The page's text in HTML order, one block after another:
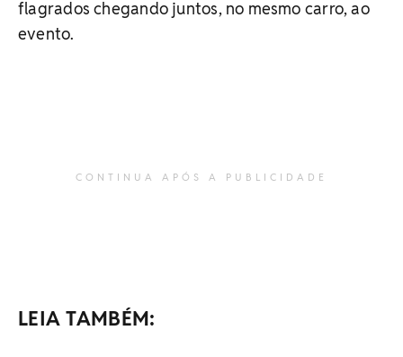
flagrados chegando juntos, no mesmo carro, ao
evento.
CONTINUA APÓS A PUBLICIDADE
LEIA TAMBÉM: